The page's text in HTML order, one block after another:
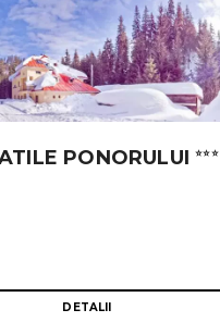
PONORULUI⭐⭐⭐
DETALII